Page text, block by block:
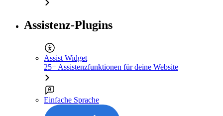
Assistenz-Plugins
Assist Widget
25+ Assistenzfunktionen für deine Website
Einfache Sprache